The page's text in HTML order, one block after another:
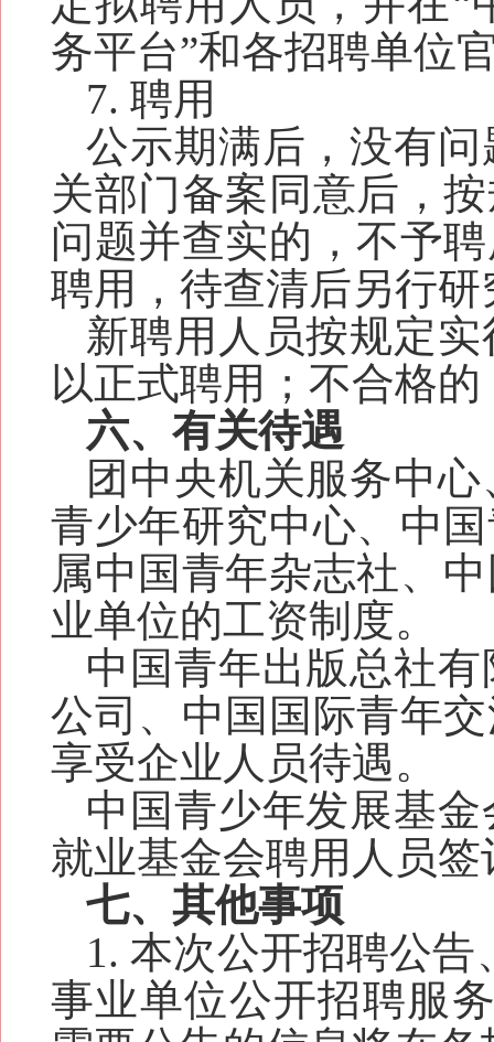
务平台”和各招聘单位
7. 聘用
公示期满后，没有
关部门备案同意后，
问题并查实的，不予
聘用，待查清后另行
新聘用人员按规定
以正式聘用；不合格
六、有关待遇
团中央机关服务中心
青少年研究中心、中
属中国青年杂志社、
业单位的工资制度。
中国青年出版总社
公司 、中国国际青年
享受企业人员待遇。
中国青少年发展基
就业基金会聘用人员
七、其他事项
1. 本次公开招聘公
事业单位公开招聘服